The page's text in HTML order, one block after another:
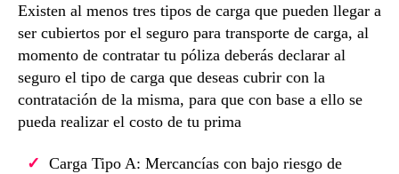
Existen al menos tres tipos de carga que pueden llegar a
ser cubiertos por el seguro para transporte de carga, al
momento de contratar tu póliza deberás declarar al
seguro el tipo de carga que deseas cubrir con la
contratación de la misma, para que con base a ello se
pueda realizar el costo de tu prima
Carga Tipo A: Mercancías con bajo riesgo de